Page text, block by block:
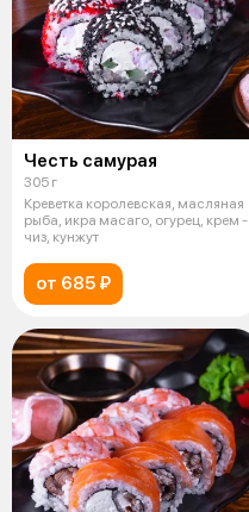
Честь самурая
305 г
Креветка королевская, масляная
рыба, икра масаго, огурец, крем -
чиз, кунжут
от 685 ₽